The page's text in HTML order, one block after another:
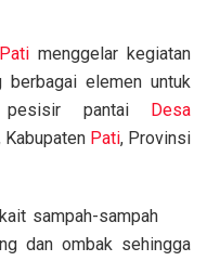
Pati menggelar kegiatan
berbagai elemen untuk
pesisir pantai
Desa
Kabupaten Pati, Provinsi
sampah-sampah
dan ombak sehingga